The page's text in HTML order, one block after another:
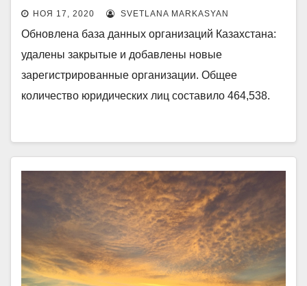
НОЯ 17, 2020 SVETLANA MARKASYAN
Обновлена база данных организаций Казахстана:
удалены закрытые и добавлены новые
зарегистрированные организации. Общее
количество юридических лиц составило 464,538.